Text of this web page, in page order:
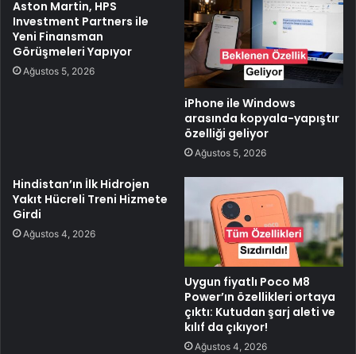
Aston Martin, HPS
Investment Partners ile
Yeni Finansman
Görüşmeleri Yapıyor
Ağustos 5, 2026
iPhone ile Windows
arasında kopyala-yapıştır
özelliği geliyor
Ağustos 5, 2026
Hindistan’ın İlk Hidrojen
Yakıt Hücreli Treni Hizmete
Girdi
Ağustos 4, 2026
Uygun fiyatlı Poco M8
Power’ın özellikleri ortaya
çıktı: Kutudan şarj aleti ve
kılıf da çıkıyor!
Ağustos 4, 2026